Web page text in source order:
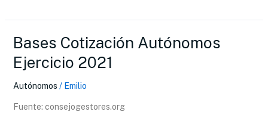
Bases Cotización Autónomos
Ejercicio 2021
Autónomos / Emilio
Fuente: consejogestores.org
Bases
Autónomos